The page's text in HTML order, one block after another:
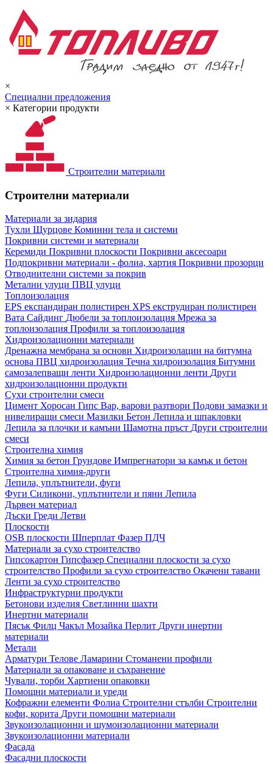
×
Специални предложения
× Категории продукти
Строителни материали
Строителни материали
Материали за зидария
Тухли Щурцове Коминни тела и системи
Покривни системи и материали
Керемиди Покривни плоскости Покривни аксесоари
Подпокривни материали - фолиа, хартия Покривни прозорци
Отводнителни системи за покрив
Метални улуци ПВЦ улуци
Топлоизолация
EPS експандиран полистирен XPS екструдиран полистирен
Вата Сайдинг Дюбели за топлоизолация Мрежа за
топлоизолация Профили за топлоизолация
Хидроизолационни материали
Дренажна мембрана за основи Хидроизолации на битумна
основа ПВЦ хидроизолация Течна хидроизолация Битумни
самозалепващи ленти Хидроизолационни ленти Други
хидроизолационни продукти
Сухи строителни смеси
Цимент Хоросан Гипс Вар, варови разтвори Подови замазки и
нивелиращи смеси Мазилки Бетон Лепила и шпакловки
Лепила за плочки и камъни Шамотна пръст Други строителни
смеси
Строителна химия
Химия за бетон Грундове Импрегнатори за камък и бетон
Строителна химия-други
Лепила, уплътнители, фуги
Фуги Силикони, уплътнители и пяни Лепила
Дървен материал
Дъски Греди Летви
Плоскости
OSB плоскости Шперплат Фазер ПДЧ
Материали за сухо строителство
Гипсокартон Гипсфазер Специални плоскости за сухо
строителство Профили за сухо строителство Окачени тавани
Ленти за сухо строителство
Инфраструктурни продукти
Бетонови изделия Светлинни шахти
Инертни материали
Пясък Филц Чакъл Мозайкa Перлит Други инертни
материали
Метали
Арматури Телове Ламарини Стоманени профили
Материали за опаковане и съхранение
Чували, торби Хартиени опаковки
Помощни материали и уреди
Кофражни елементи Фолиа Строителни стълби Строителни
кофи, корита Други помощни материали
Звукоизолационни и шумоизолационни материали
Звукоизолационни материали
Фасада
Фасадни плоскости